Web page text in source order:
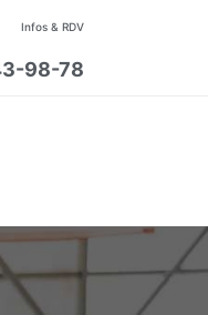
Infos & RDV
98-78